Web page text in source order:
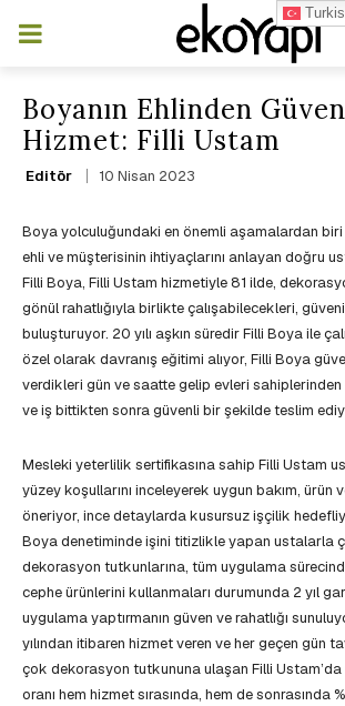
Boyanın Ehlinden
Hizmet: Filli Ustam
Editör 10 Nisan 2023
Boya yolculuğundaki en önemli aşamalardan biri
ehli ve müşterisinin ihtiyaçlarını anlayan doğru
Filli Boya, Filli Ustam hizmetiyle 81 ilde,
gönül rahatlığıyla birlikte çalışabilecekleri,
buluşturuyor. 20 yılı aşkın süredir Filli Boya ile
özel olarak davranış eğitimi alıyor, Filli Boya
verdikleri gün ve saatte gelip evleri sahiplerinden
ve iş bittikten sonra güvenli bir şekilde teslim
Mesleki yeterlilik sertifikasına sahip Filli Ustam
yüzey koşullarını inceleyerek uygun bakım, ürün
öneriyor, ince detaylarda kusursuz işçilik
Boya denetiminde işini titizlikle yapan ustalarla
dekorasyon tutkunlarına, tüm uygulama
cephe ürünlerini kullanmaları durumunda 2 yıl
uygulama yaptırmanın güven ve rahatlığı
yılından itibaren hizmet veren ve her geçen gün
çok dekorasyon tutkununa ulaşan Filli
oranı hem hizmet sırasında, hem de sonrasında